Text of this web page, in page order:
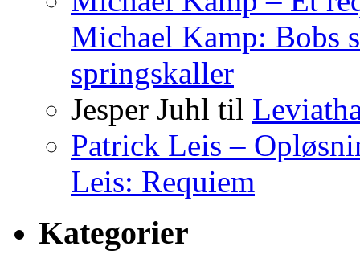
Michael Kamp: Bobs
springskaller
Jesper Juhl til
Patrick Leis –
Leis: Requiem
Kategorier